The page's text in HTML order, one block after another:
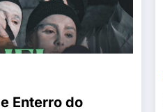
Enterro do